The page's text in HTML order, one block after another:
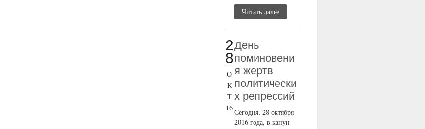
Читать далее
2
8
О
К
Т
16
День
поминовени
я жертв
политически
х репрессий
Сегодня, 28 октября
2016 года, в канун